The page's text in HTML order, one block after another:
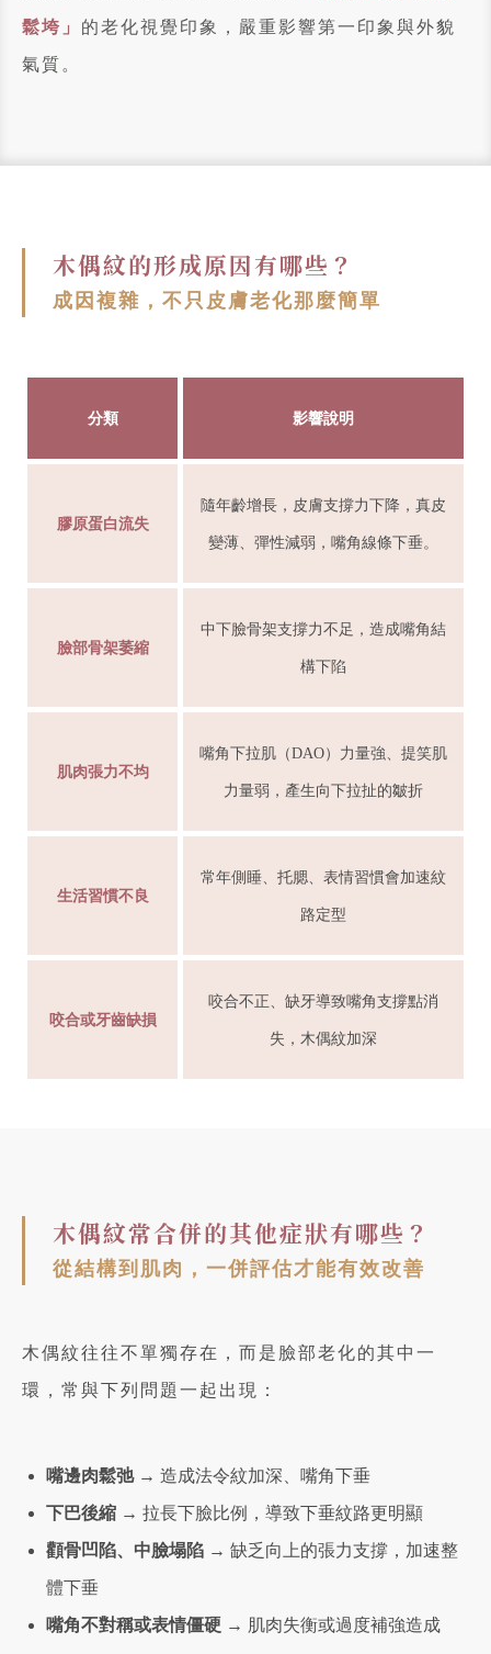
鬆垮」 的老化視覺印象，嚴重影響第一印象與外貌
氣質。
木偶紋的形成原因有哪些？
成因複雜，不只皮膚老化那麼簡單
分類 影響說明
膠原蛋白流失
隨年齡增長，皮膚支撐力下降，真皮
變薄、彈性減弱，嘴角線條下垂。
臉部骨架萎縮
中下臉骨架支撐力不足，造成嘴角結
構下陷
肌肉張力不均
嘴角下拉肌（DAO）力量強、提笑肌
力量弱，產生向下拉扯的皺折
生活習慣不良
常年側睡、托腮、表情習慣會加速紋
路定型
咬合或牙齒缺損
咬合不正、缺牙導致嘴角支撐點消
失，木偶紋加深
木偶紋常合併的其他症狀有哪些？
從結構到肌肉，一併評估才能有效改善
木偶紋往往不單獨存在，而是臉部老化的其中一
環，常與下列問題一起出現：
嘴邊肉鬆弛 → 造成法令紋加深、嘴角下垂
下巴後縮 → 拉長下臉比例，導致下垂紋路更明顯
顴骨凹陷、中臉塌陷 → 缺乏向上的張力支撐，加速整
體下垂
嘴角不對稱或表情僵硬 → 肌肉失衡或過度補強造成